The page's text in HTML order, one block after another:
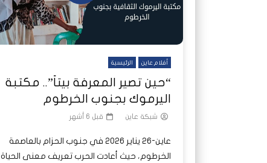
أفلام عاين الرئيسية
“حين تصير المعرفة بيتاَ”.. مكتبة
اليرموك بجنوب الخرطوم
شبكة عاين قبل 6 أشهر
عاين-26 يناير 2026 في جنوب الحزام بالعاصمة
الخرطوم، حيث أعادت الحرب تعريف معنى الحياة